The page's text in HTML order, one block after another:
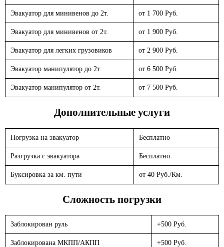
Эвакуатор для минивенов до 2т. от 1 700 Руб.
Эвакуатор для минивенов от 2т. от 1 900 Руб.
Эвакуатор для легких грузовиков от 2 900 Руб.
Эвакуатор манипулятор до 2т. от 6 500 Руб.
Эвакуатор манипулятор от 2т. от 7 500 Руб.
Дополнительные услуги
Погрузка на эвакуатор Бесплатно
Разгрузка с эвакуатора Бесплатно
Буксировка за км. пути от 40 Руб./Км.
Сложность погрузки
Заблокирован руль +500 Руб.
Заблокирована МКПП/АКПП +500 Руб.